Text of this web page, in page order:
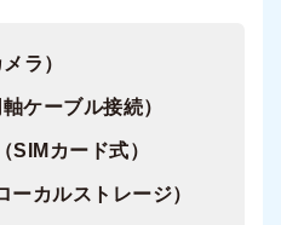
ラ）
ケーブル接続）
SIMカード式）
カルストレージ）